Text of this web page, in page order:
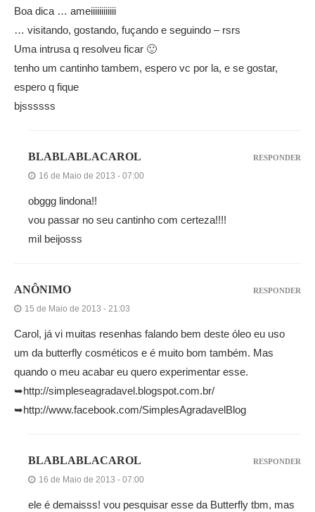
Boa dica … ameiiiiiiiiiiii
… visitando, gostando, fuçando e seguindo – rsrs
Uma intrusa q resolveu ficar 🙂
tenho um cantinho tambem, espero vc por la, e se gostar,
espero q fique
bjssssss
BLABLABLACAROL
16 de Maio de 2013 - 07:00
obggg lindona!!
vou passar no seu cantinho com certeza!!!!
mil beijosss
RESPONDER
ANÔNIMO
15 de Maio de 2013 - 21:03
Carol, já vi muitas resenhas falando bem deste óleo eu uso
um da butterfly cosméticos e é muito bom também. Mas
quando o meu acabar eu quero experimentar esse.
➥http://simpleseagradavel.blogspot.com.br/
➥http://www.facebook.com/SimplesAgradavelBlog
RESPONDER
BLABLABLACAROL
16 de Maio de 2013 - 07:00
ele é demaisss! vou pesquisar esse da Butterfly tbm, mas
RESPONDER